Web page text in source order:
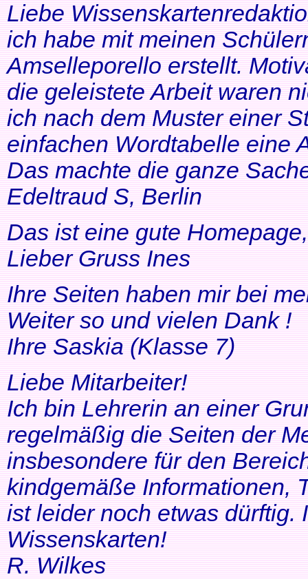
Liebe
ich habe mit meinen
Amselleporello erstellt.
die geleistete Arbeit waren
ich nach dem Muster einer
einfachen Wordtabelle eine
Das machte die ganze
Edeltraud S, Berlin
Das ist eine gute
Lieber Gruss Ines
Ihre Seiten haben mir bei
Weiter so und vielen Dank !
Ihre Saskia (Klasse 7)
Liebe Mitarbeiter!
Ich bin Lehrerin an einer
regelmäßig die Seiten der
insbesondere für den
kindgemäße Informationen,
ist leider noch etwas dürftig.
Wissenskarten!
R. Wilkes